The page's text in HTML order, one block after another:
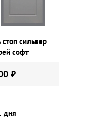
сильвер
софт
₽
дня